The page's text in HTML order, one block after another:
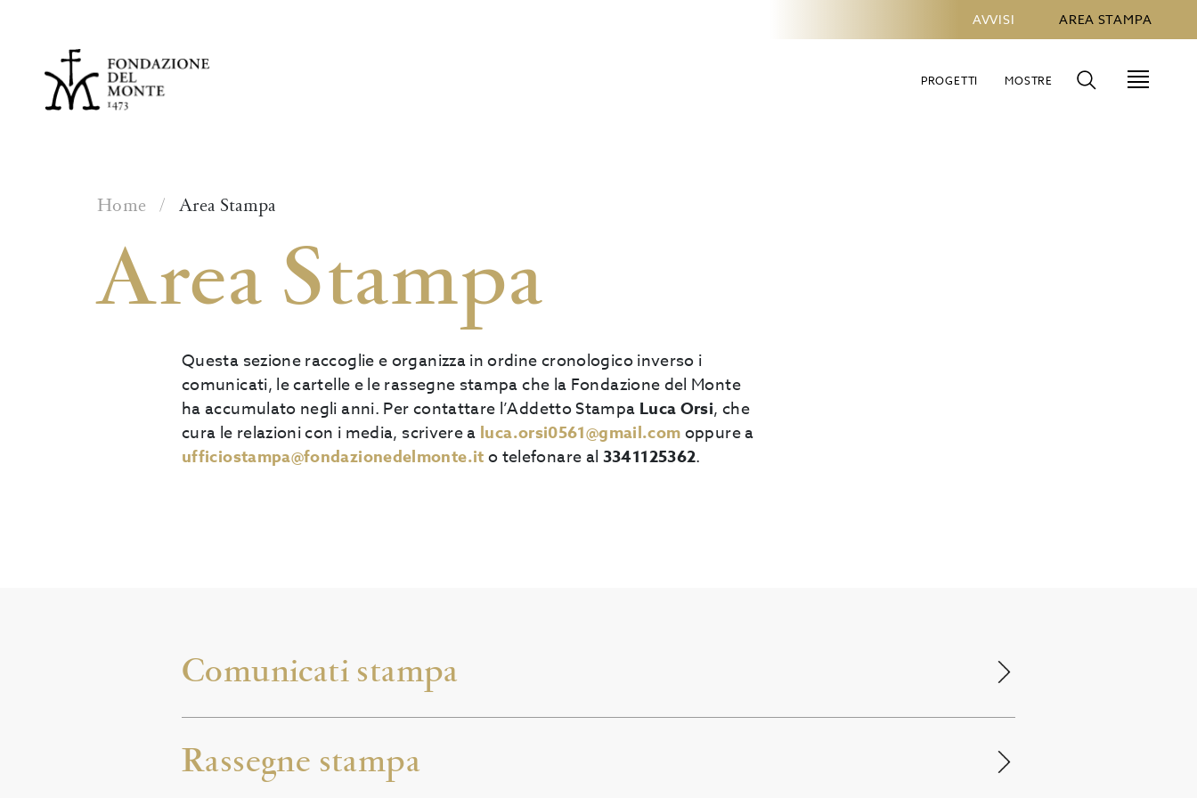
AVVISI AREA STAMPA
PROGETTI MOSTRE
Home / Area Stampa
Area Stampa
Questa sezione raccoglie e organizza in ordine cronologico inverso i
comunicati, le cartelle e le rassegne stampa che la Fondazione del Monte
ha accumulato negli anni. Per contattare l’Addetto Stampa Luca Orsi, che
cura le relazioni con i media, scrivere a luca.orsi0561@gmail.comoppure a
ufficiostampa@fondazionedelmonte.ito telefonare al 3341125362.
Comunicati stampa
Rassegne stampa